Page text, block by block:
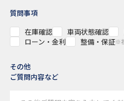
質問事項
在庫確認
車両状態確認
ローン・金利
整備・保証※
その他
ご質問内容など